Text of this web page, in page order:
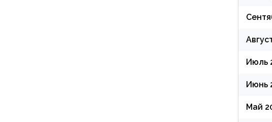
Июль
Июнь
Май